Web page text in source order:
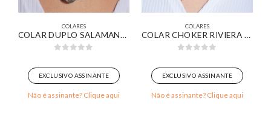
COLARES
COLAR DUPLO SALAMANDRA COM NÓ BANHADA EM OURO BRANCO
EXCLUSIVO ASSINANTE
Não é assinante? Clique aqui
COLARES
COLAR CHOKER RIVIERA COM ZIRCÔNIAS CRISTAL BANHADO EM OURO BRANCO
EXCLUSIVO ASSINANTE
Não é assinante? Clique aqui